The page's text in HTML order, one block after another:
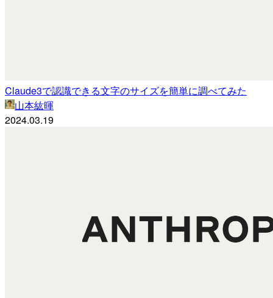
Claude3で認識できる文字のサイズを簡単に調べてみた
山本紘暉
2024.03.19